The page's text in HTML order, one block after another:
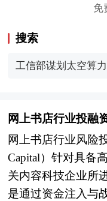
免
搜索
工信部谋划太空算
网上书店行业投融
网上书店行业风险
Capital）针对具备
关内容科技企业所
是通过资金注入与